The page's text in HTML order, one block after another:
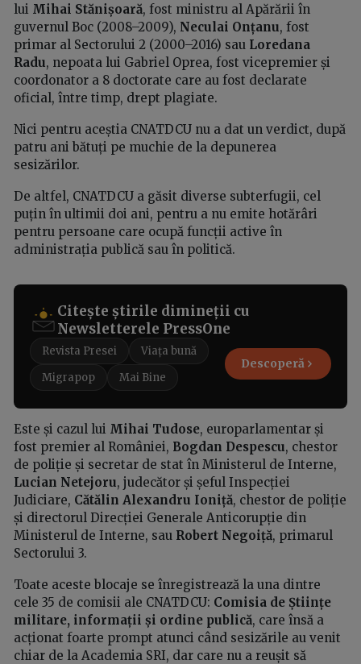
lui Mihai Stănișoară, fost ministru al Apărării în
guvernul Boc (2008–2009), Neculai Onțanu, fost
primar al Sectorului 2 (2000–2016) sau Loredana
Radu, nepoata lui Gabriel Oprea, fost vicepremier și
coordonator a 8 doctorate care au fost declarate
oficial, între timp, drept plagiate.
Nici pentru aceștia CNATDCU nu a dat un verdict, după
patru ani bătuți pe muchie de la depunerea
sesizărilor.
De altfel, CNATDCU a găsit diverse subterfugii, cel
puțin în ultimii doi ani, pentru a nu emite hotărâri
pentru persoane care ocupă funcții active în
administrația publică sau în politică.
Citește știrile dimineții cu
Newsletterele PressOne
Revista Presei
Viața bună
Migrapop
Mai Bine
Descoperă
Este și cazul lui Mihai Tudose, europarlamentar și
fost premier al României, Bogdan Despescu, chestor
de poliție și secretar de stat în Ministerul de Interne,
Lucian Netejoru, judecător și șeful Inspecției
Judiciare, Cătălin Alexandru Ioniță, chestor de poliție
și directorul Direcției Generale Anticorupție din
Ministerul de Interne, sau Robert Negoiță, primarul
Sectorului 3.
Toate aceste blocaje se înregistrează la una dintre
cele 35 de comisii ale CNATDCU: Comisia de Științe
militare, informații și ordine publică, care însă a
acționat foarte prompt atunci când sesizările au venit
chiar de la Academia SRI, dar care nu a reușit să